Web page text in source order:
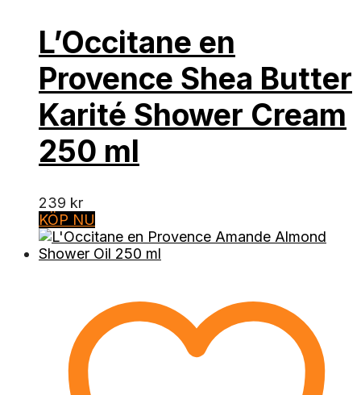
L’Occitane en
Provence Shea Butter
Karité Shower Cream
250 ml
239 kr
KÖP NU